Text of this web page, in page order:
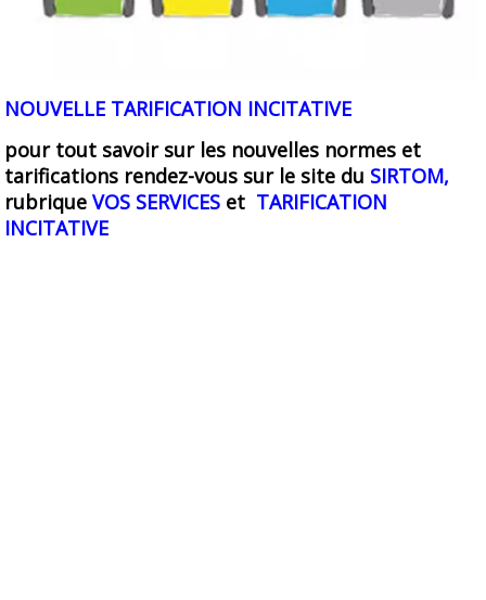
NOUVELLE TARIFICATION INCITATIVE
pour tout savoir sur les nouvelles normes et
tarifications rendez-vous sur le site du SIRTOM,
rubrique VOS SERVICES et TARIFICATION
INCITATIVE